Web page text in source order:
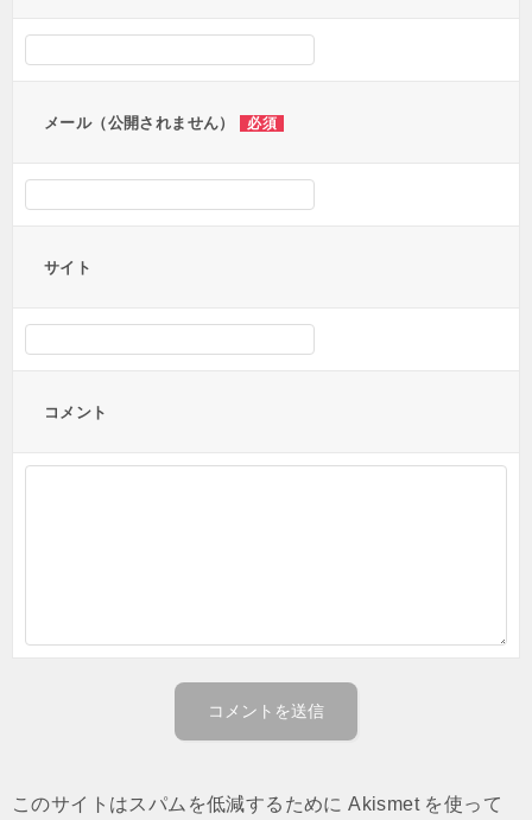
メール（公開されません） 必須
サイト
コメント
このサイトはスパムを低減するために Akismet を使って